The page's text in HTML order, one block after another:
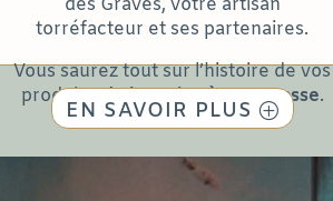
torréfacteur et ses partenaires.
Vous saurez tout sur l’histoire de vos
produits,de la graine à votre tasse.
EN SAVOIR PLUS